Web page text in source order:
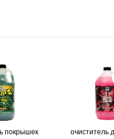
покрышек
очиститель